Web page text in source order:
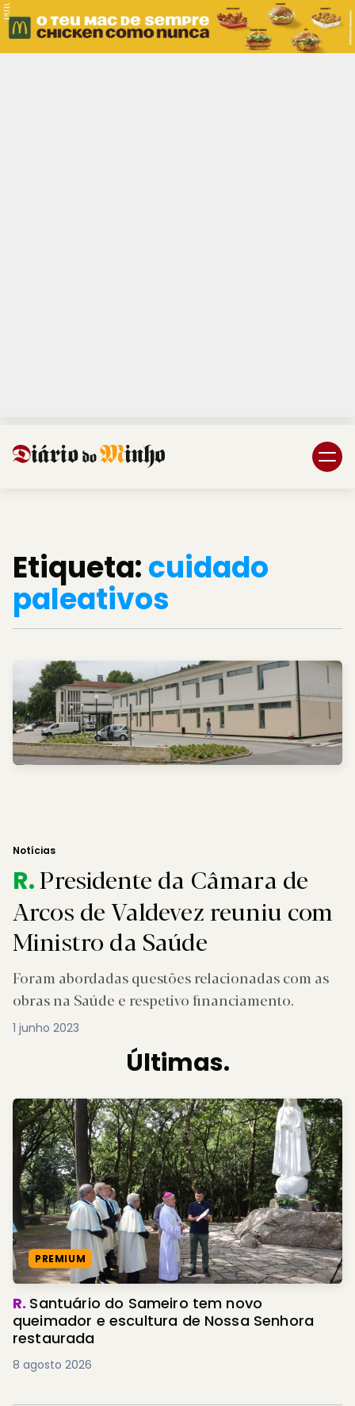
PUB.
Etiqueta:cuidado
paleativos
Notícias
R.Presidente da Câmara de
Arcos de Valdevez reuniu com
Ministro da Saúde
Foram abordadas questões relacionadas com as
obras na Saúde e respetivo financiamento.
1 junho 2023
Últimas.
PREMIUM
R. Santuário do Sameiro tem novo
queimador e escultura de Nossa Senhora
restaurada
8 agosto 2026